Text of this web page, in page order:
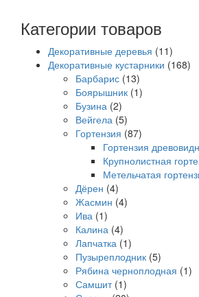
Категории товаров
Декоративные деревья (11)
Декоративные кустарники (168)
Барбарис (13)
Боярышник (1)
Бузина (2)
Вейгела (5)
Гортензия (87)
Гортензия
Крупнолистная
Метельчатая
Дёрен (4)
Жасмин (4)
Ива (1)
Калина (4)
Лапчатка (1)
Пузыреплодник (5)
Рябина черноплодная (1)
Самшит (1)